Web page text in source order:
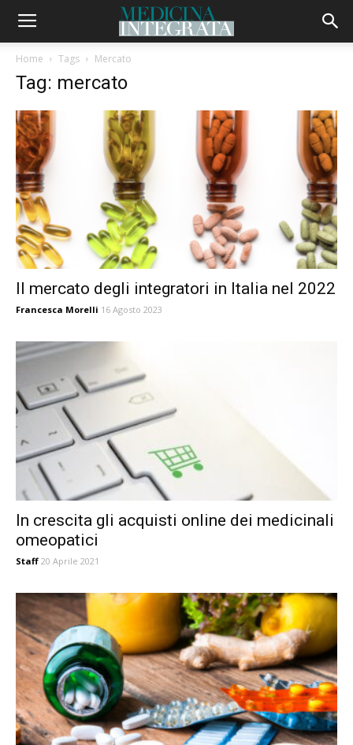
Home Tags Mercato
Tag: mercato
Il mercato degli integratori in Italia nel 2022
Francesca Morelli 16 Agosto 2023
In crescita gli acquisti online dei medicinali
omeopatici
Staff 20 Aprile 2021